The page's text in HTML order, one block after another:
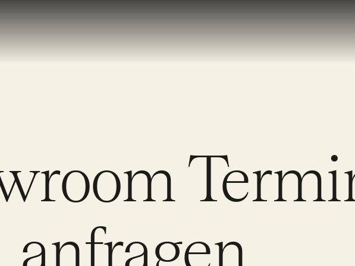
anfragen